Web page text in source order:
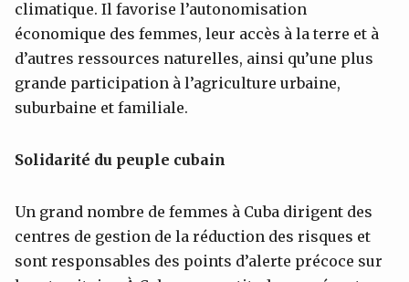
climatique. Il favorise l’autonomisation
économique des femmes, leur accès à la terre et à
d’autres ressources naturelles, ainsi qu’une plus
grande participation à l’agriculture urbaine,
suburbaine et familiale.
Solidarité du peuple cubain
Un grand nombre de femmes à Cuba dirigent des
centres de gestion de la réduction des risques et
sont responsables des points d’alerte précoce sur